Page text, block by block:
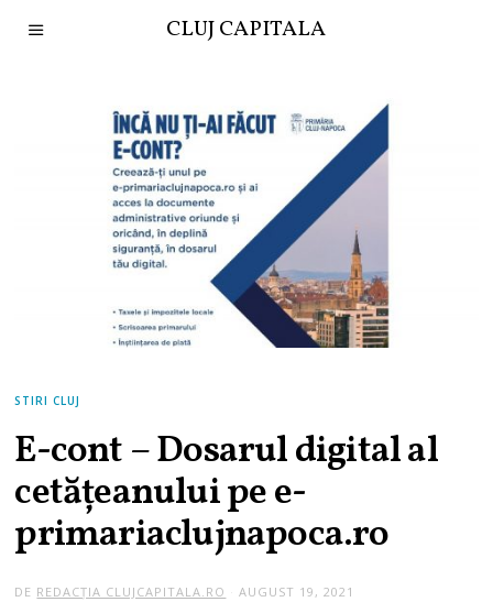
CLUJ CAPITALA
STIRI CLUJ
E-cont – Dosarul digital al
cetățeanului pe e-
primariaclujnapoca.ro
DE REDACȚIA CLUJCAPITALA.RO AUGUST 19, 2021